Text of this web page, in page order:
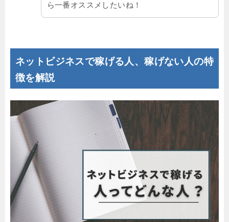
ら一番オススメしたいね！
ネットビジネスで稼げる人、稼げない人の特
徴を解説